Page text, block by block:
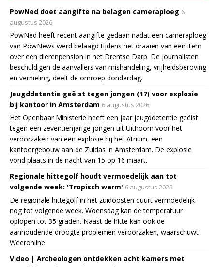
PowNed doet aangifte na belagen cameraploeg 6
augustus 2026
PowNed heeft recent aangifte gedaan nadat een cameraploeg
van PowNews werd belaagd tijdens het draaien van een item
over een dierenpension in het Drentse Darp. De journalisten
beschuldigen de aanvallers van mishandeling, vrijheidsberoving
en vernieling, deelt de omroep donderdag.
Jeugddetentie geëist tegen jongen (17) voor explosie
bij kantoor in Amsterdam 6 augustus 2026
Het Openbaar Ministerie heeft een jaar jeugddetentie geëist
tegen een zeventienjarige jongen uit Uithoorn voor het
veroorzaken van een explosie bij het Atrium, een
kantoorgebouw aan de Zuidas in Amsterdam. De explosie
vond plaats in de nacht van 15 op 16 maart.
Regionale hittegolf houdt vermoedelijk aan tot
volgende week: 'Tropisch warm' 6 augustus 2026
De regionale hittegolf in het zuidoosten duurt vermoedelijk
nog tot volgende week. Woensdag kan de temperatuur
oplopen tot 35 graden. Naast de hitte kan ook de
aanhoudende droogte problemen veroorzaken, waarschuwt
Weeronline.
Video | Archeologen ontdekken acht kamers met